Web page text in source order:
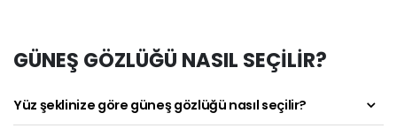
GÜNEŞ GÖZLÜĞÜ NASIL SEÇİLİR?
Yüz şeklinize göre güneş gözlüğü nasıl seçilir?